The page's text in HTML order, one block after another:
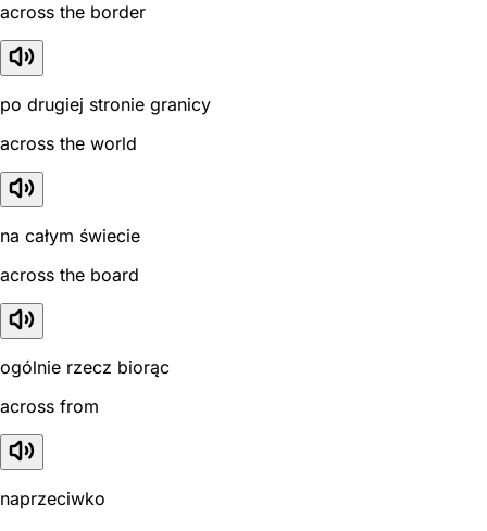
across the border
po drugiej stronie granicy
across the world
na całym świecie
across the board
ogólnie rzecz biorąc
across from
naprzeciwko